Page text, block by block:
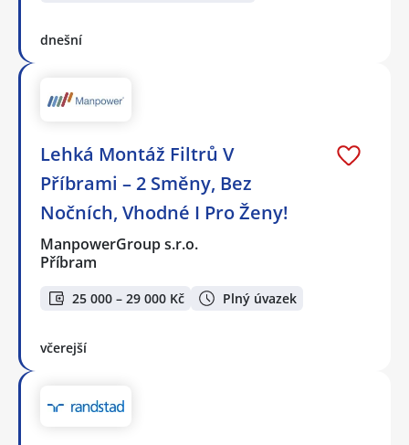
dnešní
Lehká Montáž Filtrů V
Příbrami – 2 Směny, Bez
Nočních, Vhodné I Pro Ženy!
ManpowerGroup s.r.o.
Příbram
25 000 – 29 000 Kč Plný úvazek
včerejší